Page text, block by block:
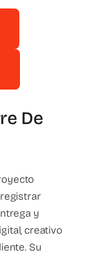
De
registrar
y
creativo
Su